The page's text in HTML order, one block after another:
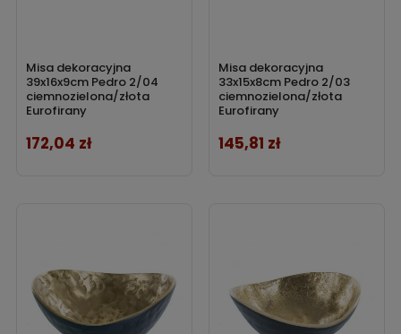
Misa dekoracyjna
39x16x9cm Pedro 2/04
ciemnozielona/złota
Eurofirany
Cena
172,04 zł
Misa dekoracyjna
33x15x8cm Pedro 2/03
ciemnozielona/złota
Eurofirany
Cena
145,81 zł